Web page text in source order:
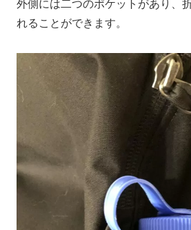
外側には二つのポケットがあり、
れることができます。